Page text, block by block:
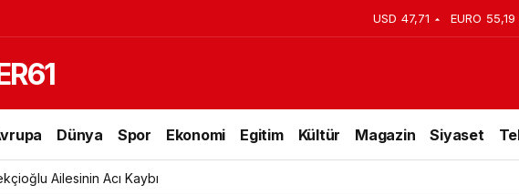
USD 47,71 EURO 55,19
Dünya Spor Ekonomi Egitim Kültür Magazin Siyaset
Ailesinin Acı Kaybı
Satışa Çıkartıyor